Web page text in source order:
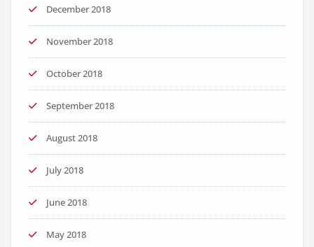
December 2018
November 2018
October 2018
September 2018
August 2018
July 2018
June 2018
May 2018